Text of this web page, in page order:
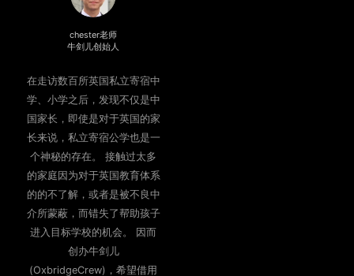
chester老师
牛剑儿创始人
在走访数百所英国私立寄宿中
学、小学之后，发现不仅是中
国家长，即使是对于英国的家
长来说，私立寄宿公学也是一
个神秘的存在。 接触过太多
的家庭因为对于英国教育体系
的的不了解，或者是被不良中
介所蒙蔽，而错失了帮助孩子
进入目标学校的机会。 因而
创办牛剑儿
(OxbridgeCrew)，希望借用